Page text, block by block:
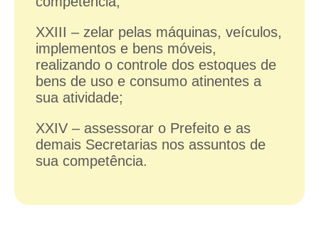
XXIII – zelar pelas máquinas, veículos,
implementos e bens móveis,
realizando o controle dos estoques de
bens de uso e consumo atinentes a
sua atividade;
XXIV – assessorar o Prefeito e as
demais Secretarias nos assuntos de
sua competência.